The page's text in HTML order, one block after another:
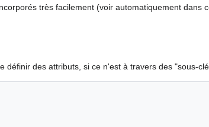
très facilement (voir automatiquement
définir des attributs, si ce n'est à travers des "sous-